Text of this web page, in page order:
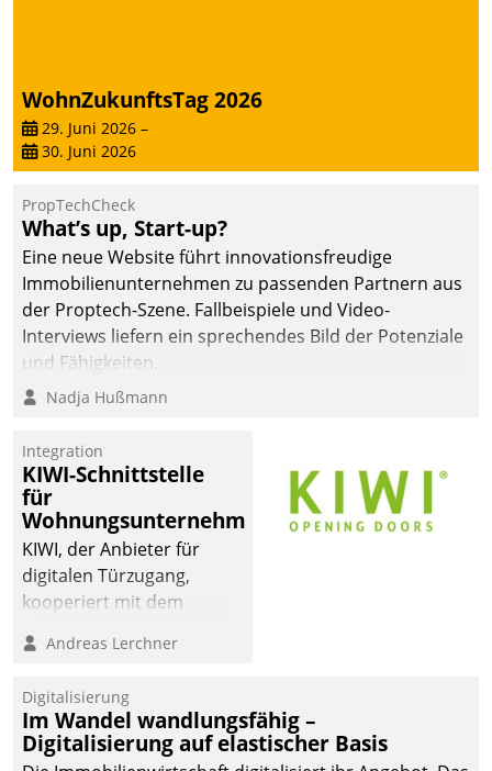
WohnZukunftsTag 2026
29. Juni 2026 –
30. Juni 2026
PropTechCheck
What’s up, Start-up?
Eine neue Website führt innovationsfreudige
Immobilienunternehmen zu passenden Partnern aus
der Proptech-Szene. Fallbeispiele und Video-
Interviews liefern ein sprechendes Bild der Potenziale
und Fähigkeiten.
Nadja Hußmann
Integration
KIWI-Schnittstelle
für
Wohnungsunternehmen
KIWI, der Anbieter für
digitalen Türzugang,
kooperiert mit dem
Softwareentwicklungshaus
Andreas Lerchner
Digitalisierung
Im Wandel wandlungsfähig –
Digitalisierung auf elastischer Basis